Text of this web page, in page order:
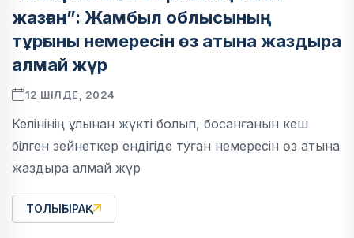
жазған”: Жамбыл облысының
тұрғыны немересін өз атына жаздыра
алмай жүр
12 ШІЛДЕ, 2024
Келінінің ұлынан жүкті болып, босанғанын кеш
білген зейнеткер ендігіде туған немересін өз атына
жаздыра алмай жүр
ТОЛЫҒЫРАҚ